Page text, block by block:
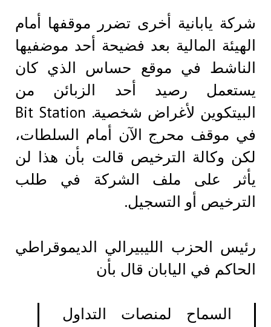
شركة يابانية أخرى تضرر موقفها أمام
الهيئة المالية بعد فضيحة أحد موضفيها
الناشط في موقع حساس الذي كان
يستعمل رصيد أحد الزبائن من
البيتكوين لأغراض شخصية. Bit Station
في موقف محرج الآن أمام السلطات،
لكن وكالة الترخيص قالت بأن هذا لن
يأثر على ملف الشركة في طلب
الترخيص أو التسجيل.
رئيس الحزب الليبيرالي الديموقراطي
الحاكم في اليابان قال بأن
السماح لمنصات التداول